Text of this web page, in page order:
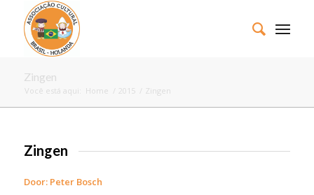
Zingen
Você está aqui: Home / 2015 / Zingen
Zingen
Door: Peter Bosch